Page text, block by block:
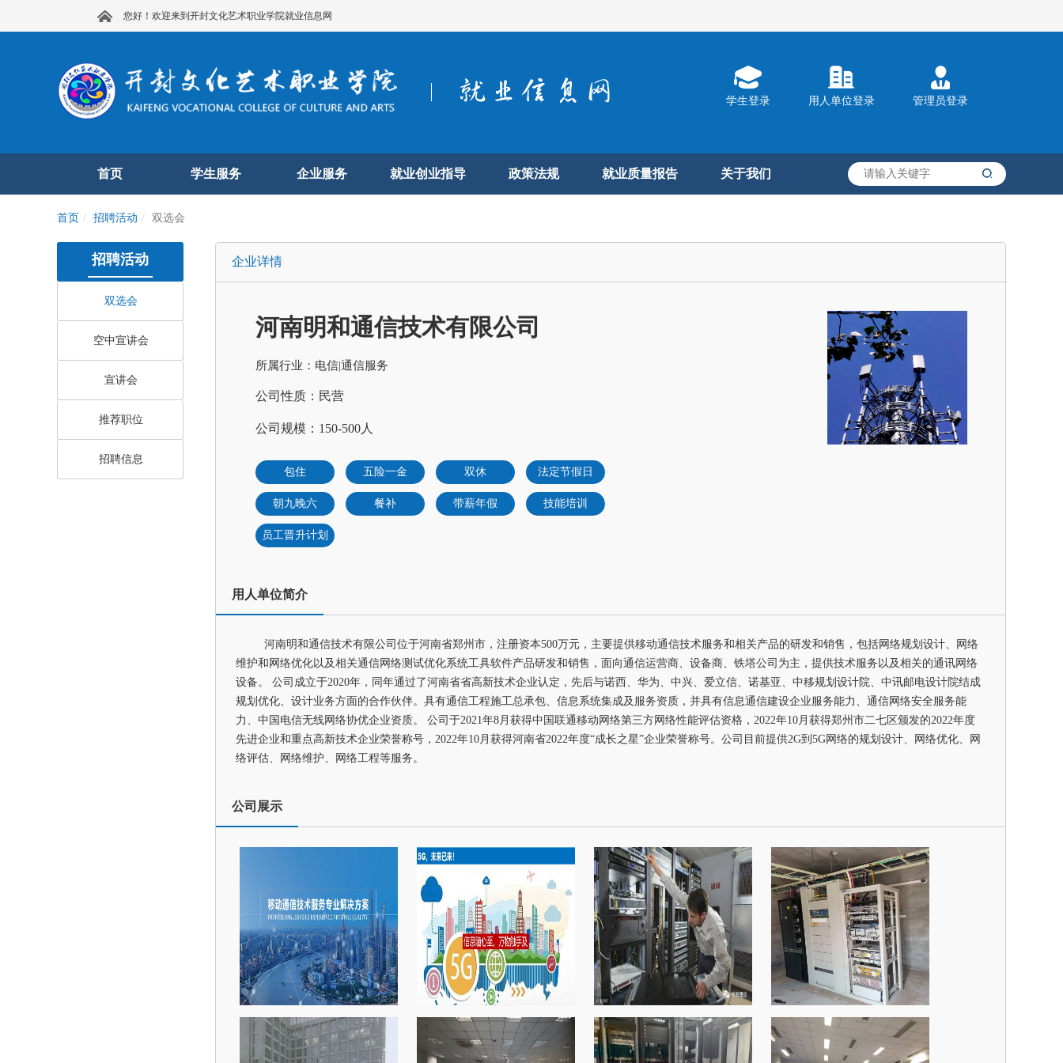
您好！欢迎来到开封文化艺术职业学院就业信息网
学生登录 用人单位登录 管理员登录
首页 学生服务 企业服务 就业创业指导 政策法规 就业质量报告 关于我们
首页 招聘活动 双选会
招聘活动
双选会
空中宣讲会
宣讲会
推荐职位
招聘信息
企业详情
河南明和通信技术有限公司
所属行业：电信|通信服务
公司性质：民营
公司规模：150-500人
包住 五险一金 双休 法定节假日
朝九晚六 餐补 带薪年假 技能培训
员工晋升计划
用人单位简介
河南明和通信技术有限公司位于河南省郑州市，注册资本500万元，主要提供移动通信技术服务和相关产品的研发和销售，包括网络规划设计、网络
维护和网络优化以及相关通信网络测试优化系统工具软件产品研发和销售，面向通信运营商、设备商、铁塔公司为主，提供技术服务以及相关的通讯网络
设备。 公司成立于2020年，同年通过了河南省省高新技术企业认定，先后与诺西、华为、中兴、爱立信、诺基亚、中移规划设计院、中讯邮电设计院结成
规划优化、设计业务方面的合作伙伴。具有通信工程施工总承包、信息系统集成及服务资质，并具有信息通信建设企业服务能力、通信网络安全服务能
力、中国电信无线网络协优企业资质。 公司于2021年8月获得中国联通移动网络第三方网络性能评估资格，2022年10月获得郑州市二七区颁发的2022年度
先进企业和重点高新技术企业荣誉称号，2022年10月获得河南省2022年度“成长之星”企业荣誉称号。公司目前提供2G到5G网络的规划设计、网络优化、网
络评估、网络维护、网络工程等服务。
公司展示